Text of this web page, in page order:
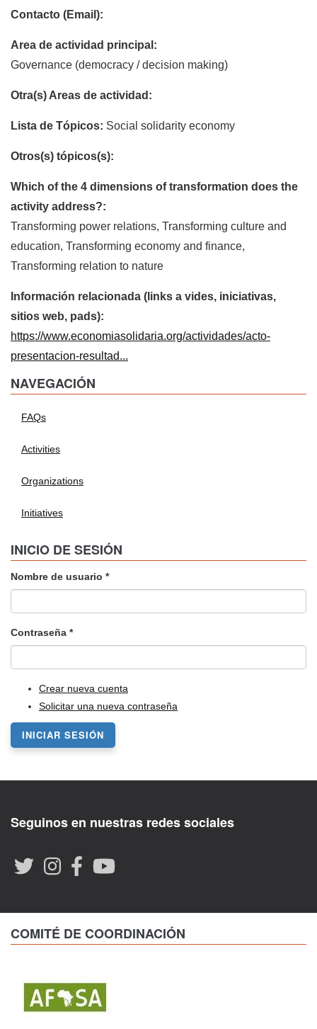
Contacto (Email):
Area de actividad principal:
Governance (democracy / decision making)
Otra(s) Areas de actividad:
Lista de Tópicos: Social solidarity economy
Otros(s) tópicos(s):
Which of the 4 dimensions of transformation does the
activity address?:
Transforming power relations, Transforming culture and
education, Transforming economy and finance,
Transforming relation to nature
Información relacionada (links a vides, iniciativas,
sitios web, pads):
https://www.economiasolidaria.org/actividades/acto-
presentacion-resultad...
NAVEGACIÓN
FAQs
Activities
Organizations
Initiatives
INICIO DE SESIÓN
Nombre de usuario *
Contraseña *
Crear nueva cuenta
Solicitar una nueva contraseña
INICIAR SESIÓN
Seguinos en nuestras redes sociales
COMITÉ DE COORDINACIÓN